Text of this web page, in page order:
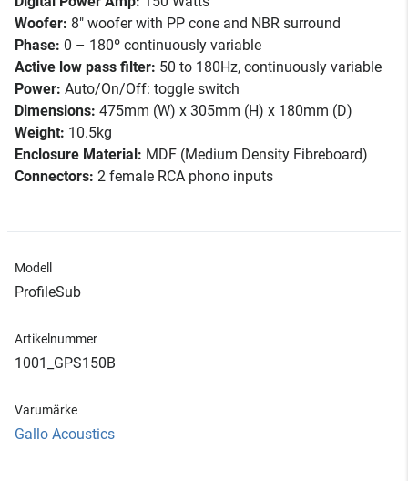
Woofer: 8″ woofer with PP cone and NBR surround
Phase: 0 – 180º continuously variable
Active low pass filter: 50 to 180Hz, continuously variable
Power: Auto/On/Off: toggle switch
Dimensions: 475mm (W) x 305mm (H) x 180mm (D)
Weight: 10.5kg
Enclosure Material: MDF (Medium Density Fibreboard)
Connectors: 2 female RCA phono inputs
Modell
ProfileSub
Artikelnummer
1001_GPS150B
Varumärke
Gallo Acoustics